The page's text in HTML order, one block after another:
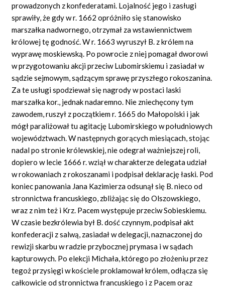
prowadzonych z konfederatami. Lojalność jego i zasługi
sprawiły, że gdy w r. 1662 opróżniło się stanowisko
marszałka nadwornego, otrzymał za wstawiennictwem
królowej tę godność. W r. 1663 wyruszył B. z królem na
wyprawę moskiewską. Po powrocie z niej pomagał dworowi
w przygotowaniu akcji przeciw Lubomirskiemu i zasiadał w
sądzie sejmowym, sądzącym sprawę przyszłego rokoszanina.
Za te usługi spodziewał się nagrody w postaci laski
marszałka kor., jednak nadaremno. Nie zniechęcony tym
zawodem, ruszył z początkiem r. 1665 do Małopolski i jak
mógł paraliżował tu agitację Lubomirskiego w południowych
województwach. W następnych gorących miesiącach, stojąc
nadal po stronie królewskiej, nie odegrał ważniejszej roli,
dopiero w lecie 1666 r. wziął w charakterze delegata udział
w rokowaniach z rokoszanami i podpisał deklarację łaski. Pod
koniec panowania Jana Kazimierza odsunął się B. nieco od
stronnictwa francuskiego, zbliżając się do Olszowskiego,
wraz z nim też i Krz. Pacem występuje przeciw Sobieskiemu.
W czasie bezkrólewia był B. dość czynnym, podpisał akt
konfederacji z salwą, zasiadał w delegacji, naznaczonej do
rewizji skarbu w radzie przybocznej prymasa i w sądach
kapturowych. Po elekcji Michała, którego po złożeniu przez
tegoż przysięgi w kościele proklamował królem, odłącza się
całkowicie od stronnictwa francuskiego i z Pacem oraz